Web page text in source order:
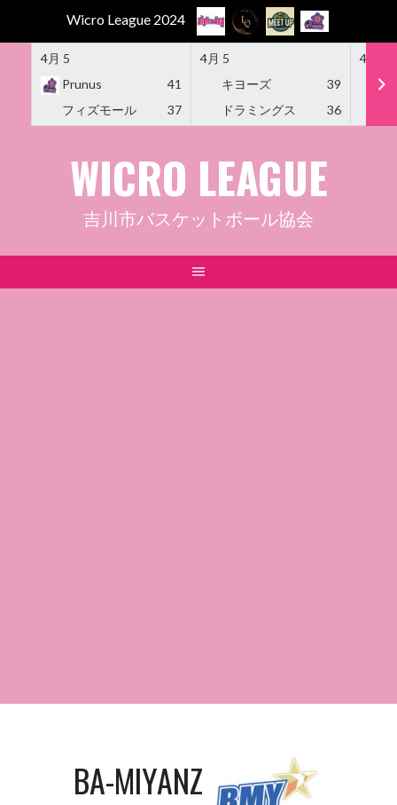
Wicro League 2024
4月 5
Prunus
41
フィズモール
37
4月 5
キヨーズ
39
ドラミングス
36
4月 5
WICRO LEAGUE
吉川市バスケットボール協会
BA-MIYANZ